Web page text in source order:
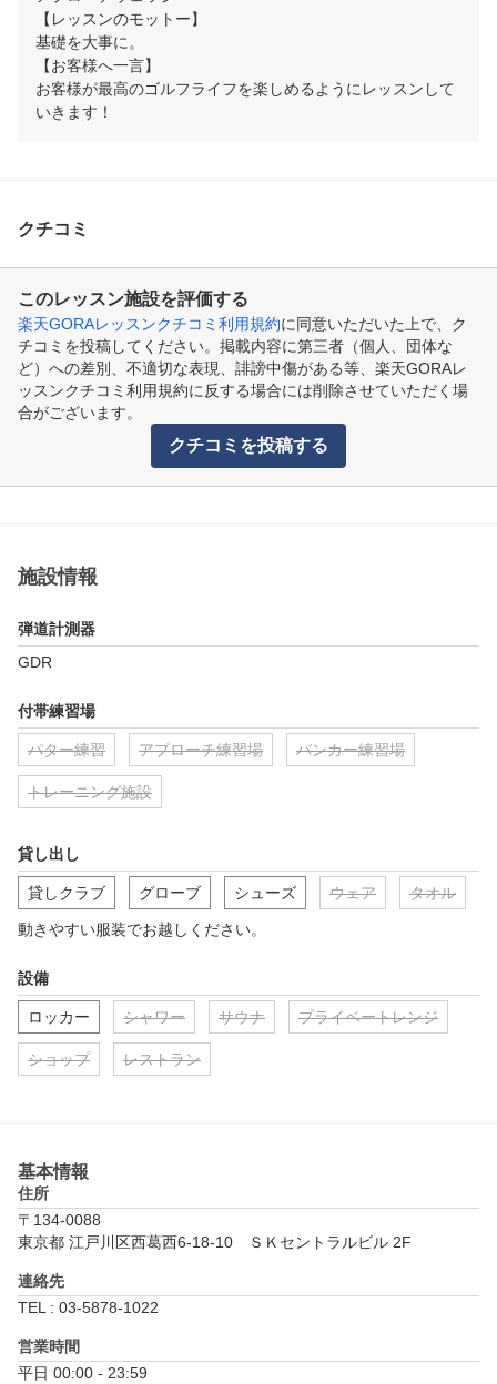
【レッスンのモットー】
基礎を大事に。
【お客様へ一言】
お客様が最高のゴルフライフを楽しめるようにレッスンして
いきます！
クチコミ
このレッスン施設を評価する
楽天GORAレッスンクチコミ利用規約に同意いただいた上で、ク
チコミを投稿してください。掲載内容に第三者（個人、団体な
ど）への差別、不適切な表現、誹謗中傷がある等、楽天GORAレ
ッスンクチコミ利用規約に反する場合には削除させていただく場
合がございます。
クチコミを投稿する
施設情報
弾道計測器
GDR
付帯練習場
パター練習 アプローチ練習場 バンカー練習場
トレーニング施設
貸し出し
貸しクラブ グローブ シューズ ウェア タオル
動きやすい服装でお越しください。
設備
ロッカー シャワー サウナ プライベートレンジ
ショップ レストラン
基本情報
住所
〒134-0088
東京都 江戸川区西葛西6-18-10　ＳＫセントラルビル 2F
連絡先
TEL : 03-5878-1022
営業時間
平日 00:00 - 23:59